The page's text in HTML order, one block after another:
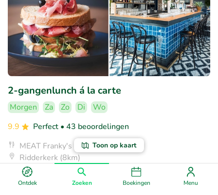
Ontdek Zoeken Boekingen Menu
Toon op kaart
2-gangenlunch á la carte
Morgen Za Zo Di
Wo
9.9
Perfect • 43 beoordelingen
MEAT Franky's
Ridderkerk (8km)
Verkocht: 86
€12